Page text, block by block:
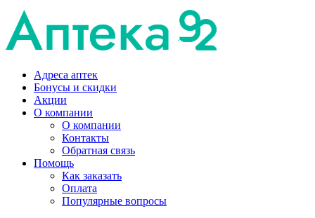
Адреса аптек
Бонусы и скидки
Акции
О компании
О компании
Контакты
Обратная связь
Помощь
Как заказать
Оплата
Популярные вопросы